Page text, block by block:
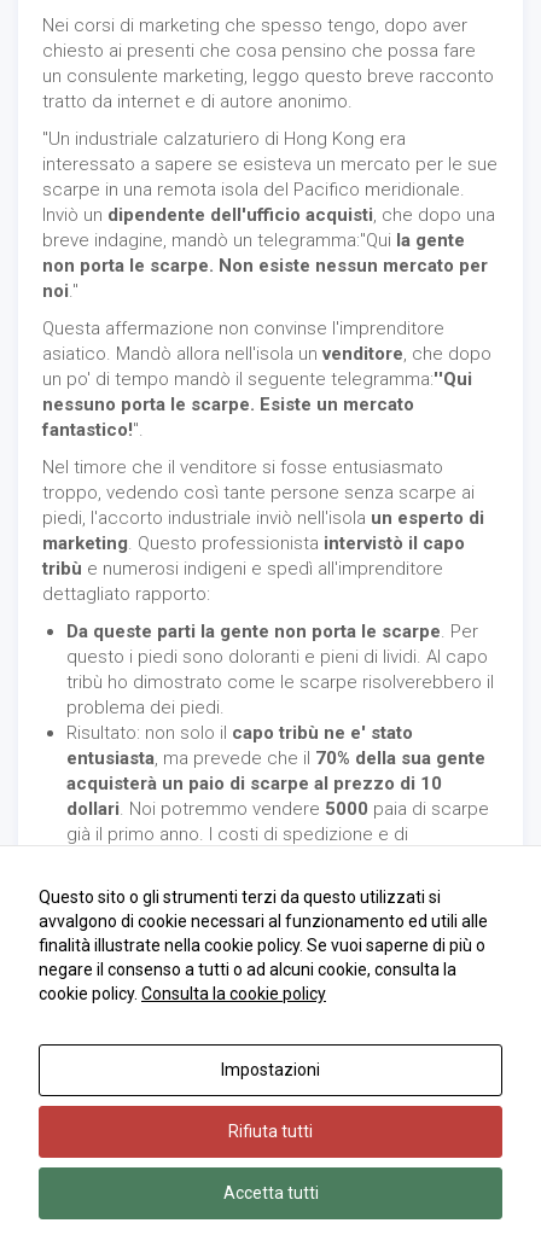
Nei corsi di marketing che spesso tengo, dopo aver
chiesto ai presenti che cosa pensino che possa fare
un consulente marketing, leggo questo breve racconto
tratto da internet e di autore anonimo.
"Un industriale calzaturiero di Hong Kong era
interessato a sapere se esisteva un mercato per le sue
scarpe in una remota isola del Pacifico meridionale.
Inviò un dipendente dell'ufficio acquisti, che dopo una
breve indagine, mandò un telegramma:''Qui la gente
non porta le scarpe. Non esiste nessun mercato per
noi.''
Questa affermazione non convinse l'imprenditore
asiatico. Mandò allora nell'isola unvenditore, che dopo
un po' di tempo mandò il seguente telegramma:''Qui
nessuno porta le scarpe. Esiste un mercato
fantastico!''.
Nel timore che il venditore si fosse entusiasmato
troppo, vedendo così tante persone senza scarpe ai
piedi, l'accorto industriale inviò nell'isola un esperto di
marketing. Questo professionista intervistò il capo
tribù e numerosi indigeni e spedì all'imprenditore
dettagliato rapporto:
Da queste parti la gente non porta le scarpe. Per
questo i piedi sono doloranti e pieni di lividi. Al capo
tribù ho dimostrato come le scarpe risolverebbero il
problema dei piedi.
Risultato: non solo il capo tribù ne e' stato
entusiasta, ma prevede che il 70% della sua gente
acquisterà un paio di scarpe al prezzo di 10
dollari. Noi potremmo vendere 5000 paia di scarpe
già il primo anno. I costi di spedizione e di
ammonterebbero a 6 dollari al paio. Il primo anno
potremmo ottenere un profitto di 20.000 dollari che,
considerato il nostro investimento, produrrà un Roi
del 20% che e' superiore al nostro Roi attuale (15%).
Senza contare l'elevato valore dei futuri guadagni
Questo aneddoto testimonia come ilmarketing NON
. Un'efficace azione di marketing
alla strategia proposta. Infatti è fondamentale verificare
se le entrate corrisponderanno o supereranno gli
Questo sito o gli strumenti terzi da questo utilizzati si
avvalgono di cookie necessari al funzionamento ed utili alle
finalità illustrate nella cookie policy. Se vuoi saperne di più o
negare il consenso a tutti o ad alcuni cookie, consulta la
cookie policy. Consulta la cookie policy
Impostazioni
Rifiuta tutti
Accetta tutti